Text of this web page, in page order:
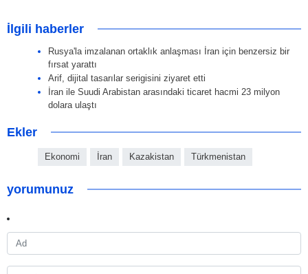
İlgili haberler
Rusya'la imzalanan ortaklık anlaşması İran için benzersiz bir
fırsat yarattı
Arif, dijital tasarılar serigisini ziyaret etti
İran ile Suudi Arabistan arasındaki ticaret hacmi 23 milyon
dolara ulaştı
Ekler
Ekonomi İran Kazakistan Türkmenistan
yorumunuz